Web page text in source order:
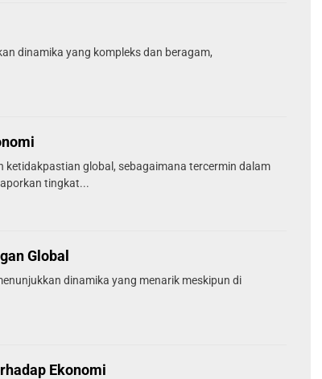
dinamika yang kompleks dan beragam,
global, sebagaimana tercermin dalam
tingkat...
Global
dinamika yang menarik meskipun di
Ekonomi